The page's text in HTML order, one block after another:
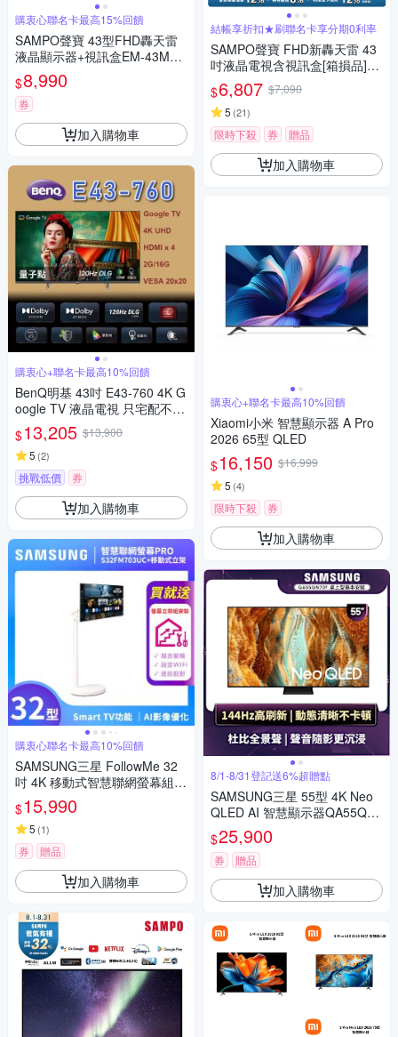
購衷心聯名卡最高15%回饋
SAMPO聲寶 43型FHD轟天雷
液晶顯示器+視訊盒EM-43MDS
200 含基本安裝【贈14吋風
扇】
$8,990
券
加入購物車
購衷心+聯名卡最高10%回饋
BenQ明基 43吋 E43-760 4K G
oogle TV 液晶電視 只宅配不安
裝
$13,205 $13,900
5 (2)
挑戰低價 券
加入購物車
購衷心聯名卡最高10%回饋
SAMSUNG三星 FollowMe 32
吋 4K 移動式智慧聯網螢幕組-S
32FM703UC+立架 PRO
$15,990
5 (1)
券 贈品
加入購物車
結帳享折扣★刷聯名卡享分期0利率
SAMPO聲寶 FHD新轟天雷 43
吋液晶電視含視訊盒[箱損品]含
基本安裝+舊機回收
$6,807 $7,090
5 (21)
限時下殺 券 贈品
加入購物車
購衷心+聯名卡最高10%回饋
Xiaomi小米 智慧顯示器 A Pro
2026 65型 QLED
$16,150 $16,999
5 (4)
限時下殺 券
加入購物車
8/1-8/31登記送6%超贈點
SAMSUNG三星 55型 4K Neo
QLED AI 智慧顯示器QA55QN7
0FAXXZW
$25,900
券 贈品
加入購物車